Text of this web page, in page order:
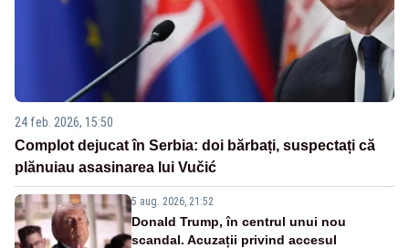
24 feb. 2026, 15:50
Complot dejucat în Serbia: doi bărbați, suspectați că
plănuiau asasinarea lui Vučić
5 aug. 2026, 21:52
Donald Trump, în centrul unui nou
scandal. Acuzații privind accesul